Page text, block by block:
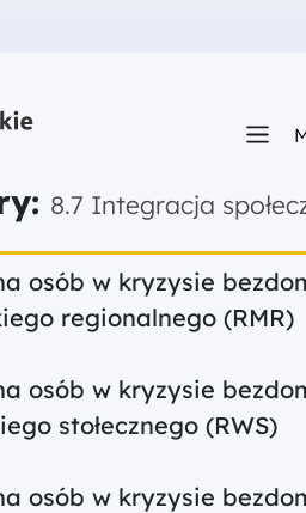
Mazowsza
8.7 Integracja
osób w kryzysie
regionalnego (RMR)
osób w kryzysie
stołecznego (RWS)
osób w kryzysie